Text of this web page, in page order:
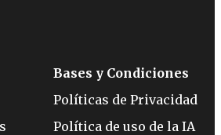
Bases y Condiciones
Políticas de Privacidad
Política de uso de la IA